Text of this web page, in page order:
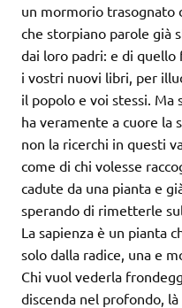
un mormorio trasognato
che storpiano parole già
dai loro padri: e di quello
i vostri nuovi libri, per
il popolo e voi stessi. Ma
ha veramente a cuore la
non la ricerchi in questi
come di chi volesse
cadute da una pianta e
sperando di rimetterle
La sapienza è un pianta
solo dalla radice, una e
Chi vuol vederla
discenda nel profondo, là